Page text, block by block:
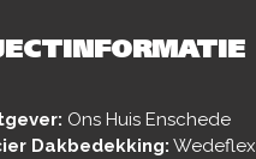
Ons Huis Enschede
Dakbedekking: Wedeflex